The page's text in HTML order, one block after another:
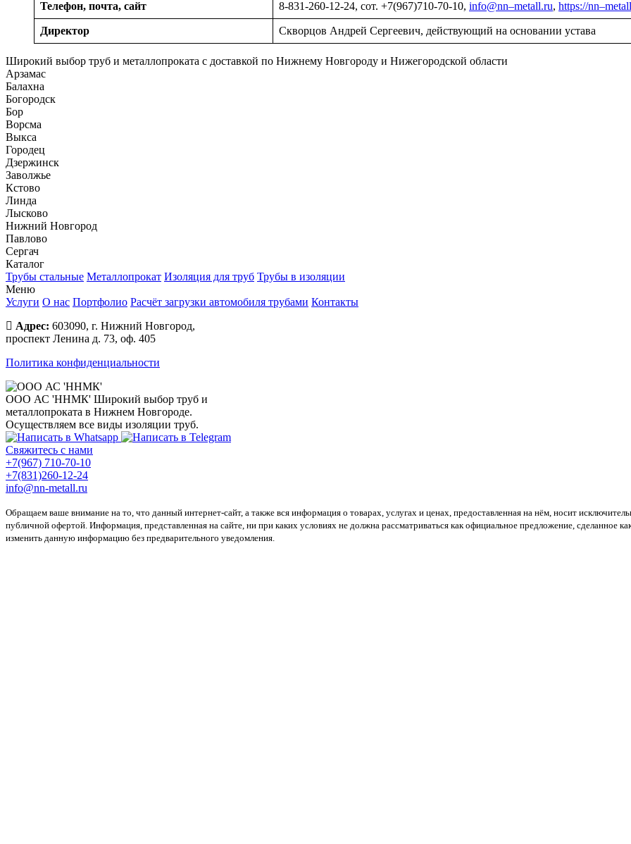
Телефон, почта, сайт 8-831-260-12-24, сот. +7(967)710-70-10, info@nn–metall.ru, https://nn–metall
Директор Скворцов Андрей Сергеевич, действующий на основании устава
Широкий выбор труб и металлопроката с доставкой по Нижнему Новгороду и Нижегородской области
Арзамас
Балахна
Богородск
Бор
Ворсма
Выкса
Городец
Дзержинск
Заволжье
Кстово
Линда
Лысково
Нижний Новгород
Павлово
Сергач
Каталог
Трубы стальные Металлопрокат Изоляция для труб Трубы в изоляции
Меню
Услуги О нас Портфолио Расчёт загрузки автомобиля трубами Контакты
Адрес: 603090, г. Нижний Новгород,
проспект Ленина д. 73, оф. 405
Политика конфиденциальности
ООО АС 'ННМК' Широкий выбор труб и
металлопроката в Нижнем Новгороде.
Осуществляем все виды изоляции труб.
Свяжитесь с нами
+7(967) 710-70-10
+7(831)260-12-24
info@nn-metall.ru
Обращаем ваше внимание на то, что данный интернет-сайт, а также вся информация о товарах, услугах и ценах, предоставленная на нём, носит
публичной офертой. Информация, представленная на сайте, ни при каких условиях не должна рассматриваться как официальное предложение, сделанное
изменить данную информацию без предварительного уведомления.